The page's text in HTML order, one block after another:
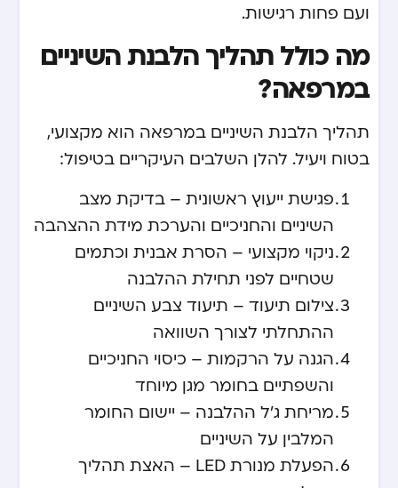
ועם פחות רגישות.
מה כולל תהליך הלבנת השיניים
במרפאה?
תהליך הלבנת השיניים במרפאה הוא מקצועי,
בטוח ויעיל. להלן השלבים העיקריים בטיפול:
פגישת ייעוץ ראשונית – בדיקת מצב
השיניים והחניכיים והערכת מידת ההצהבה
ניקוי מקצועי – הסרת אבנית וכתמים
שטחיים לפני תחילת ההלבנה
צילום תיעוד – תיעוד צבע השיניים
ההתחלתי לצורך השוואה
הגנה על הרקמות – כיסוי החניכיים
והשפתיים בחומר מגן מיוחד
מריחת ג’ל ההלבנה – יישום החומר
המלבין על השיניים
הפעלת מנורת LED – האצת תהליך